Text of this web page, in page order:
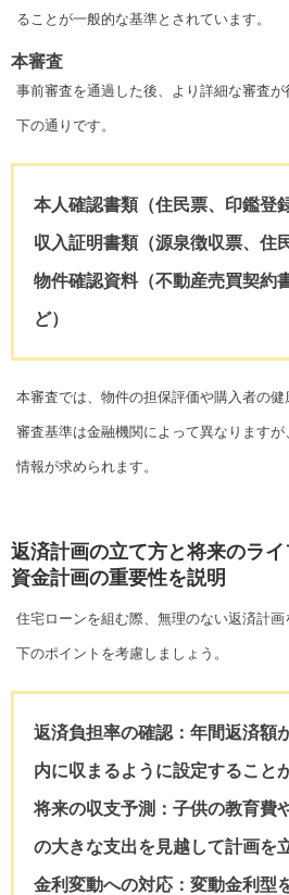
ることが一般的な基準とされています。
本審査
事前審査を通過した後、より詳細な審査
下の通りです。
本人確認書類（住民票、印鑑登
収入証明書類（源泉徴収票、住
物件確認資料（不動産売買契約
ど）
本審査では、物件の担保評価や購入者の健
審査基準は金融機関によって異なります
情報が求められます。
返済計画の立て方と将来のラ
資金計画の重要性を説明
住宅ローンを組む際、無理のない返済計
下のポイントを考慮しましょう。
返済負担率の確認： 年間返済額
内に収まるように設定すること
将来の収支予測： 子供の教育費
の大きな支出を見越して計画を
金利変動への対応： 変動金利型